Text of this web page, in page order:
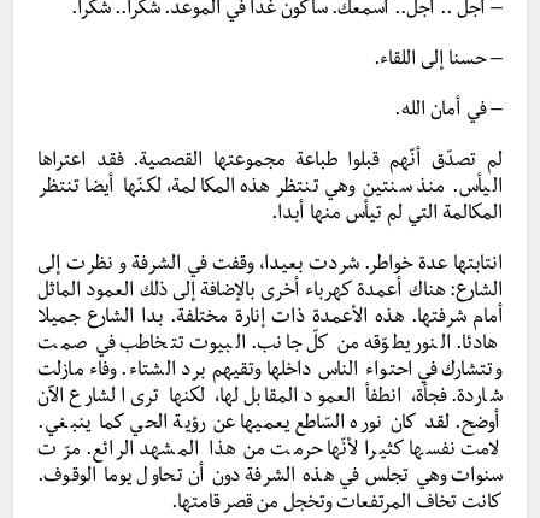
– أجل .. أجل.. أسمعك. سأكون غدا في الموعد. شكرا.. شكرا.
– حسنا إلى اللقاء.
– في أمان الله.
لم تصدّق أنّهم قبلوا طباعة مجموعتها القصصية. فقد اعتراها
اليأس. منذ سنتين وهي تنتظر هذه المكالمة، لكنّها أيضا تنتظر
المكالمة التي لم تيأس منها أبدا.
انتابتها عدة خواطر. شردت بعيدا، وقفت في الشرفة و نظرت إلى
الشارع: هناك أعمدة كهرباء أخرى بالإضافة إلى ذلك العمود الماثل
أمام شرفتها. هذه الأعمدة ذات إنارة مختلفة. بدا الشارع جميلا
هادئا. النور يطوّقه من كلّ جانب. البيوت تتخاطب في صمت
وتتشارك في احتواء الناس داخلها وتقيهم برد الشتاء. وفاء مازلت
شاردة. فجأة، انطفأ العمود المقابل لها، لكنها ترى الشارع الآن
أوضح. لقد كان نوره السّاطع يعميها عن رؤية الحي كما ينبغي.
لامت نفسها كثيرا لأنّها حرمت من هذا المشهد الرائع. مرّت
سنوات وهي تجلس في هذه الشرفة دون أن تحاول يوما الوقوف.
كانت تخاف المرتفعات وتخجل من قصر قامتها.